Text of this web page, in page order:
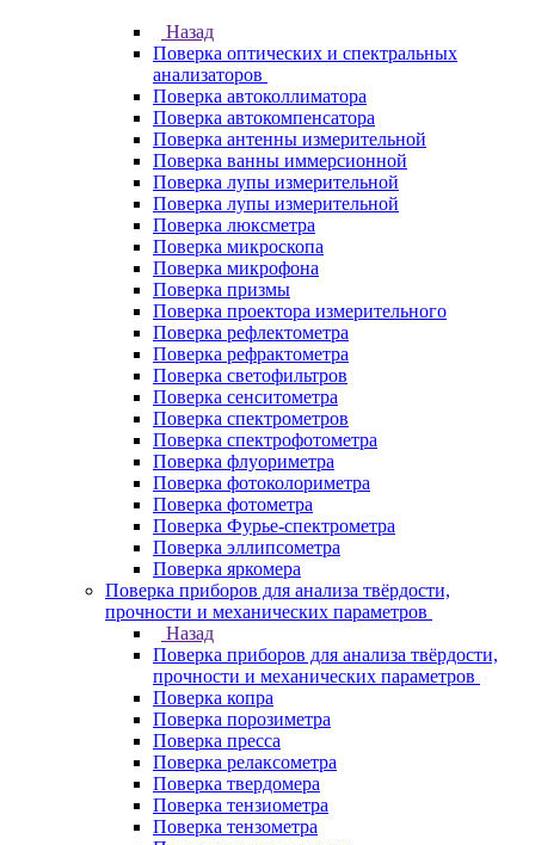
Назад
Поверка оптических и спектральных
анализаторов
Поверка автоколлиматора
Поверка автокомпенсатора
Поверка антенны измерительной
Поверка ванны иммерсионной
Поверка лупы измерительной
Поверка лупы измерительной
Поверка люксметра
Поверка микроскопа
Поверка микрофона
Поверка призмы
Поверка проектора измерительного
Поверка рефлектометра
Поверка рефрактометра
Поверка светофильтров
Поверка сенситометра
Поверка спектрометров
Поверка спектрофотометра
Поверка флуориметра
Поверка фотоколориметра
Поверка фотометра
Поверка Фурье-спектрометра
Поверка эллипсометра
Поверка яркомера
Поверка приборов для анализа твёрдости,
прочности и механических параметров
Назад
Поверка приборов для анализа твёрдости,
прочности и механических параметров
Поверка копра
Поверка порозиметра
Поверка пресса
Поверка релаксометра
Поверка твердомера
Поверка тензиометра
Поверка тензометра